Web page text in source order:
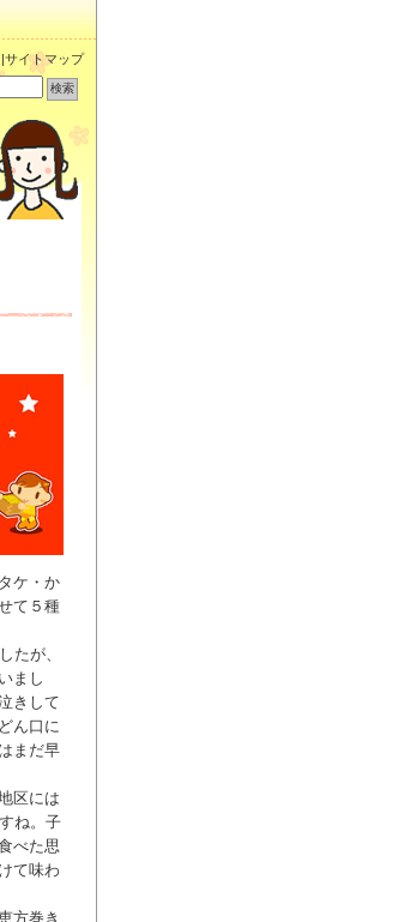
|サイトマップ
ケ・か
て５種
たが、
まし
きして
ん口に
まだ早
区には
ね。子
べた思
て味わ
方巻き